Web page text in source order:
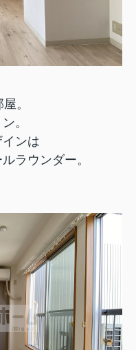
。
。
ンは
ラウンダー。